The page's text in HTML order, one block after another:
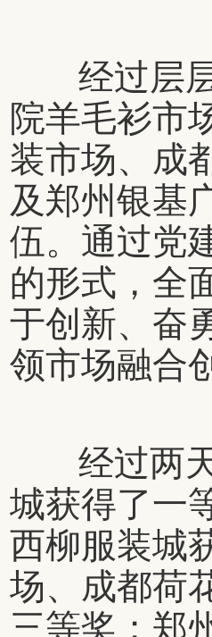
经过层层
院羊毛衫市
装市场、成
及郑州银基
伍。通过党
的形式，全
于创新、奋
领市场融合
经过两天
城获得了一
西柳服装城
场、成都荷
三等奖；郑